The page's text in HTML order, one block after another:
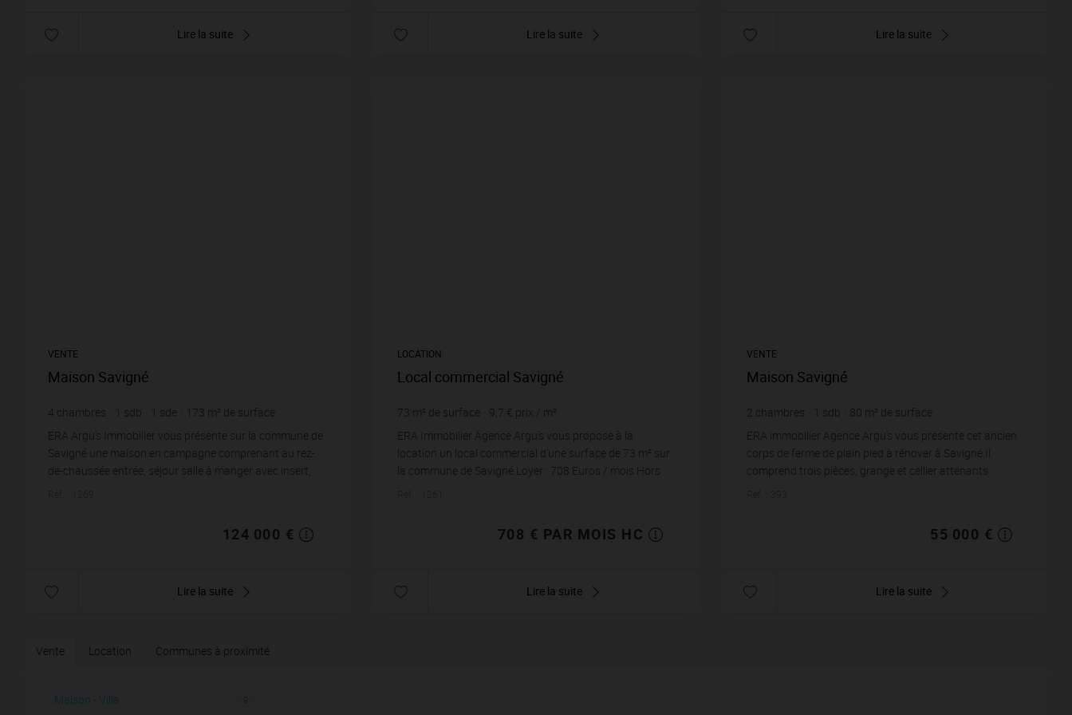
Lire la suite Lire la suite Lire la suite
VENTE
Maison Savigné
4 chambres sdb sde 173 m² de surface
1 825
m² de terrain 716,76 € prix / m²
ERA Argu's Immobilier vous présente sur la commune de
Savigné une maison en campagne comprenant au rez-
de-chaussée entrée, séjour salle à manger avec insert,
124 000 €
Lire la suite
LOCATION
Local commercial Savigné
73 m² de surface 9,7 € prix / m²
ERA Immobilier Agence Argu's vous propose à la
location un local commercial d'une surface de 73 m² sur
la commune de Savigné.Loyer : 708 Euros / mois Hors
708 € PAR MOIS HC
Lire la suite
VENTE
Maison Savigné
2 chambres sdb 80 m² de surface
931m² de terrain 687,5 € prix / m²
ERA immobilier Agence Argu's vous présente cet ancien
corps de ferme de plain pied à rénover à Savigné.Il
comprend trois pièces, grange et cellier attenants.
55 000 €
Lire la suite
Vente Location Communes à proximité
Maison - Villa